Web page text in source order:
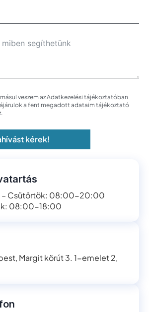
veszem az Adatkezelési tájékoztatóban
a fent megadott adataim tájékoztató
kérek!
– Csütörtök: 08:00-20:00
08:00-18:00
Margit körút 3. 1-emelet 2,